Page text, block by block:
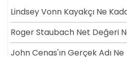
Lindsey Vonn Kayakçı Ne
Roger Staubach Net Değeri
John Cenas'ın Gerçek Adı Ne